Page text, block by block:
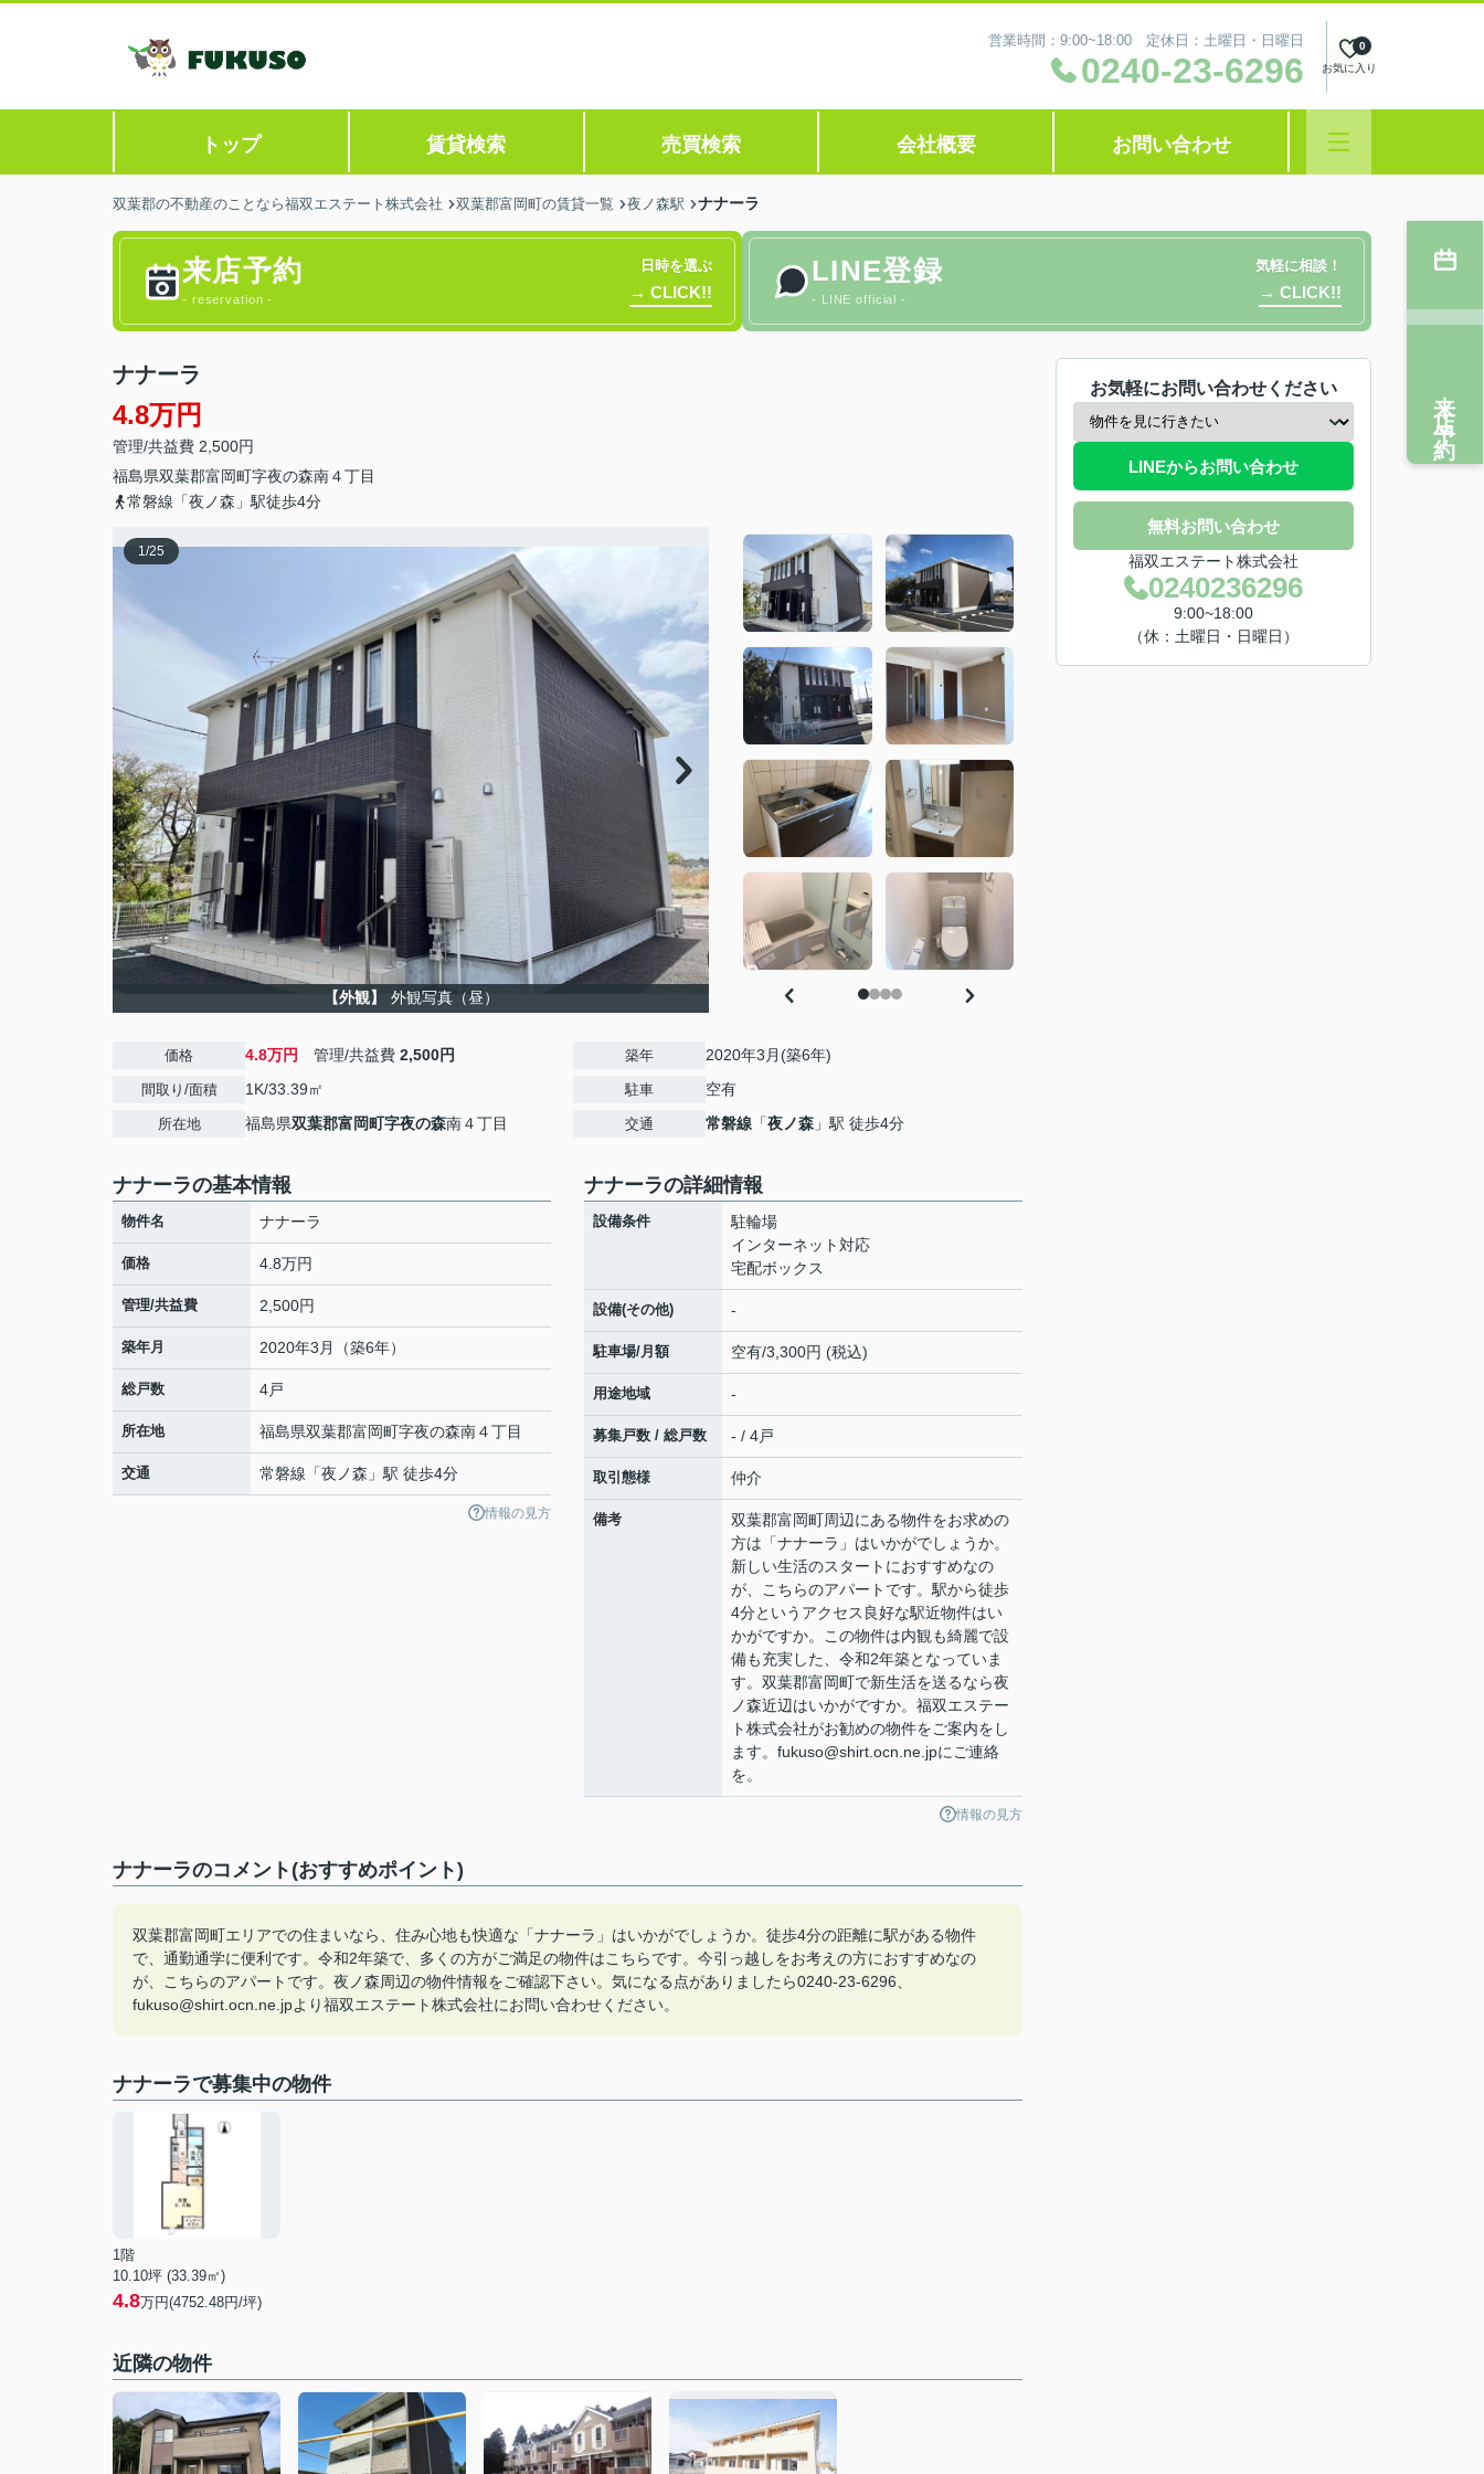
営業時間：9:00~18:00 定休日：土曜日・日曜日
0240-23-6296 お気に入り
0
トップ 賃貸検索 売買検索 会社概要 お問い合わせ
双葉郡の不動産のことなら福双エステート株式会社 双葉郡富岡町の賃貸一覧 夜ノ森駅 ナナーラ
来店予約
- reservation -
日時を選ぶ
→ CLICK!!
LINE登録
- LINE official -
気軽に相談！
→ CLICK!!
ナナーラ
4.8万円
管理/共益費 2,500円
福島県双葉郡富岡町字夜の森南４丁目
常磐線「夜ノ森」駅徒歩4分
1/25
【外観】 外観写真（昼）
価格 4.8万円 管理/共益費 2,500円
間取り/面積 1K/33.39㎡
所在地 福島県双葉郡富岡町字夜の森南４丁目
築年 2020年3月(築6年)
駐車 空有
交通 常磐線 「夜ノ森 」駅 徒歩4分
ナナーラの基本情報
物件名 ナナーラ
価格 4.8万円
管理/共益費 2,500円
築年月 2020年3月（築6年）
総戸数 4戸
所在地 福島県双葉郡富岡町字夜の森南４丁目
交通 常磐線 「夜ノ森 」駅 徒歩4分
情報の見方
ナナーラの詳細情報
設備条件
駐輪場
インターネット対応
宅配ボックス
設備(その他) -
駐車場/月額 空有/3,300円 (税込)
用途地域 -
募集戸数 / 総戸数 - / 4戸
取引態様 仲介
備考
双葉郡富岡町周辺にある物件をお求めの
方は「ナナーラ」はいかがでしょうか。
新しい生活のスタートにおすすめなの
が、こちらのアパートです。駅から徒歩
4分というアクセス良好な駅近物件はい
かがですか。この物件は内観も綺麗で設
備も充実した、令和2年築となっていま
す。双葉郡富岡町で新生活を送るなら夜
ノ森近辺はいかがですか。福双エステー
ト株式会社がお勧めの物件をご案内をし
ます。fukuso@shirt.ocn.ne.jpにご連絡
を。
情報の見方
ナナーラのコメント(おすすめポイント)
双葉郡富岡町エリアでの住まいなら、住み心地も快適な「ナナーラ」はいかがでしょうか。徒歩4分の距離に駅がある物件
で、通勤通学に便利です。令和2年築で、多くの方がご満足の物件はこちらです。今引っ越しをお考えの方におすすめなの
が、こちらのアパートです。夜ノ森周辺の物件情報をご確認下さい。気になる点がありましたら0240-23-6296、
fukuso@shirt.ocn.ne.jpより福双エステート株式会社にお問い合わせください。
ナナーラで募集中の物件
1階
10.10坪 (33.39㎡)
4.8万円(4752.48円/坪)
近隣の物件
お気軽にお問い合わせください
LINEからお問い合わせ
無料お問い合わせ
福双エステート株式会社
0240236296
9:00~18:00
（休：土曜日・日曜日）
来店予約